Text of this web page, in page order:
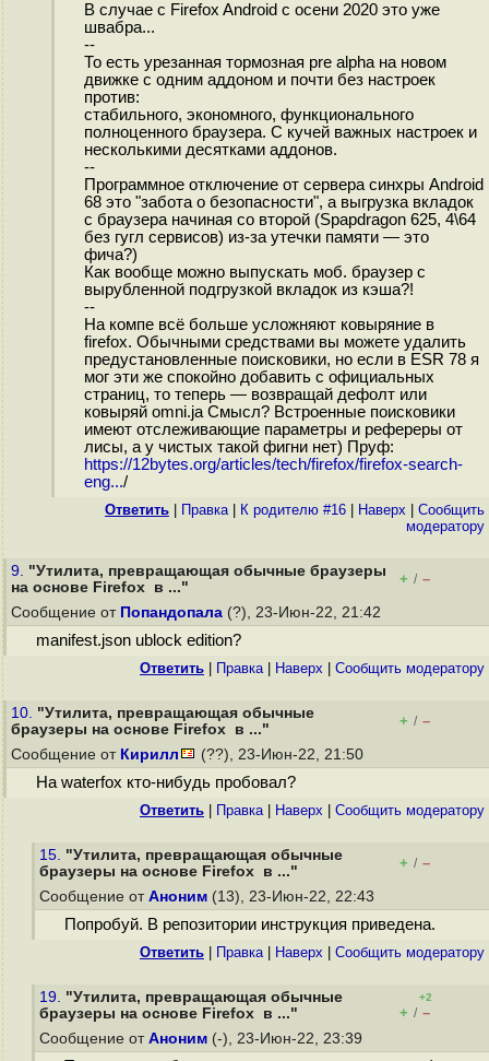
В случае с Firefox Android с осени 2020 это уже
швабра...
--
То есть урезанная тормозная pre alpha на новом
движке с одним аддоном и почти без настроек
против:
стабильного, экономного, функционального
полноценного браузера. С кучей важных настроек и
несколькими десятками аддонов.
--
Программное отключение от сервера синхры Android
68 это "забота о безопасности", а выгрузка вкладок
с браузера начиная со второй (Spapdragon 625, 4\64
без гугл сервисов) из-за утечки памяти — это
фича?)
Как вообще можно выпускать моб. браузер с
вырубленной подгрузкой вкладок из кэша?!
--
На компе всё больше усложняют ковыряние в
firefox. Обычными средствами вы можете удалить
предустановленные поисковики, но если в ESR 78 я
мог эти же спокойно добавить с официальных
страниц, то теперь — возвращай дефолт или
ковыряй omni.ja Смысл? Встроенные поисковики
имеют отслеживающие параметры и рефереры от
лисы, а у чистых такой фигни нет) Пруф:
https://12bytes.org/articles/tech/firefox/firefox-search-
eng.../
Ответить Правка| К родителю #16 Наверх
Cообщить
модератору
9. "Утилита, превращающая обычные браузеры
на основе Firefox в ..."
+ / –
Сообщение от Попандопала (?), 23-Июн-22, 21:42
manifest.json ublock edition?
Ответить Правка| Наверх Cообщить модератору
10. "Утилита, превращающая обычные
браузеры на основе Firefox в ..."
+ / –
Сообщение от Кирилл (??), 23-Июн-22, 21:50
На waterfox кто-нибудь пробовал?
Ответить Правка| Наверх Cообщить модератору
15. "Утилита, превращающая обычные
браузеры на основе Firefox в ..."
+ / –
Сообщение от Аноним (13), 23-Июн-22, 22:43
Попробуй. В репозитории инструкция приведена.
Ответить Правка| Наверх Cообщить модератору
19. "Утилита, превращающая обычные
браузеры на основе Firefox в ..."
+2
+ / –
Сообщение от Аноним (-), 23-Июн-22, 23:39